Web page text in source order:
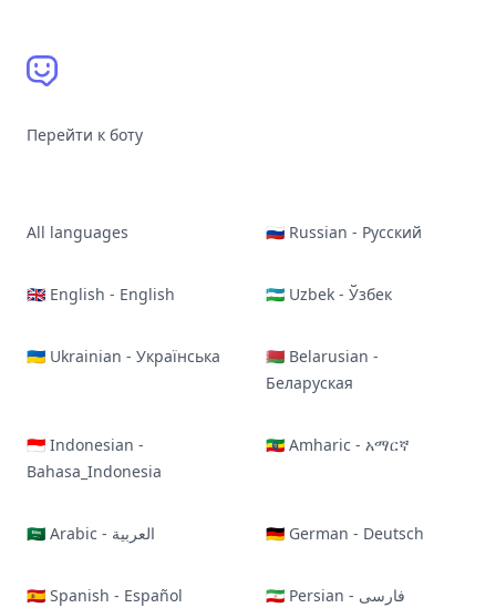
Перейти к боту
All languages 🇷🇺 Russian - Русский
🇬🇧 English - English 🇺🇿 Uzbek - Ўзбек
🇺🇦 Ukrainian - Українська
🇧🇾 Belarusian -
Беларуская
🇮🇩 Indonesian -
Bahasa_Indonesia
🇪🇹 Amharic - አማርኛ
🇸🇦 Arabic - العربية 🇩🇪 German - Deutsch
🇪🇸 Spanish - Español 🇮🇷 Persian - فارسی